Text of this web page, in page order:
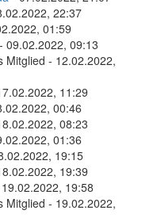
22:37
01:59
- 09.02.2022, 09:13
Mitglied - 12.02.2022,
11:29
00:46
08:23
01:36
19:15
19:39
19:58
Mitglied - 19.02.2022,